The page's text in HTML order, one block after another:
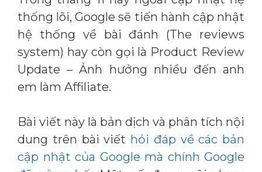
thống lõi, Google sẽ tiến hành cập nhật
hệ thống về bài đánh (The reviews
system) hay còn gọi là Product Review
Update – Ảnh hưởng nhiều đến anh
em làm Affiliate.
Bài viết này là bản dịch và phân tích nội
dung trên bài viết hỏi đáp về các bản
cập nhật của Google mà chính Google